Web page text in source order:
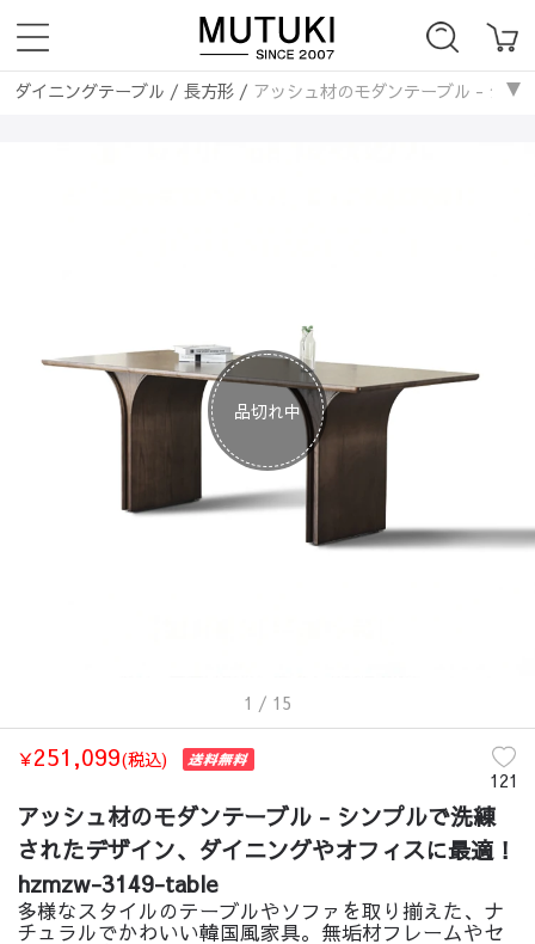
ダイニングテーブル / 長方形/ アッシュ材のモダンテーブル - シン
品切れ中
1 / 15
￥251,099(税込)
121
アッシュ材のモダンテーブル - シンプルで洗練
されたデザイン、ダイニングやオフィスに最適！
hzmzw-3149-table
多様なスタイルのテーブルやソファを取り揃えた、ナ
チュラルでかわいい韓国風家具。無垢材フレームやセ